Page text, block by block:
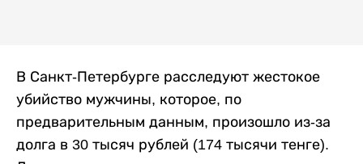
В Санкт-Петербурге расследуют жестокое
убийство мужчины, которое, по
предварительным данным, произошло из-за
долга в 30 тысяч рублей (174 тысячи тенге).